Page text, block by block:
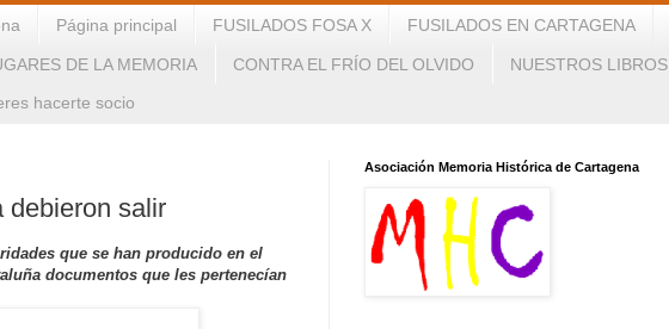
Página principal FUSILADOS FOSA X FUSILADOS EN CARTAGENA
DE LA MEMORIA CONTRA EL FRÍO DEL OLVIDO NUESTROS LIBROS
hacerte socio
debieron salir
que se han producido en el
documentos que les pertenecían
Asociación Memoria Histórica de Cartagena